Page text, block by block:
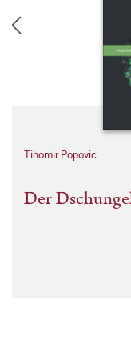
Tihomir Popovic
Der